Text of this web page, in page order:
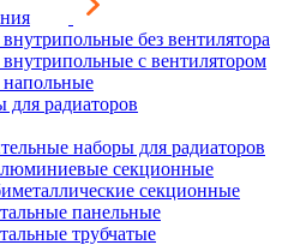
без вентилятора
с вентилятором
радиаторов
наборы для радиаторов
секционные
секционные
панельные
трубчатые